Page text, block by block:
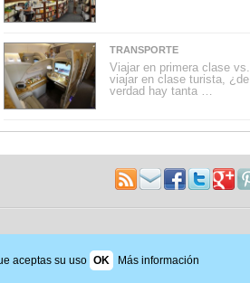
TRANSPORTE
Viajar en primera clase vs.
viajar en clase turista, ¿de
verdad hay tanta …
aceptas su uso OK Más información